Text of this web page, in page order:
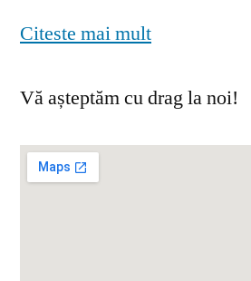
Citeste mai mult
Vă așteptăm cu drag la noi!